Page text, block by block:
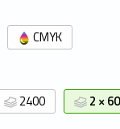
CMYK
2400 2 ×